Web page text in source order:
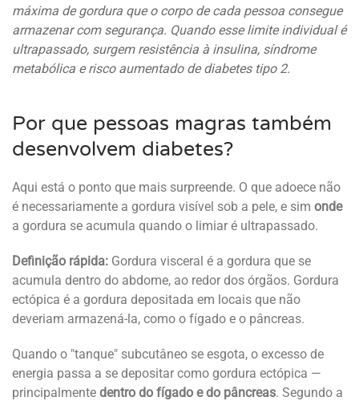
máxima de gordura que o corpo de cada pessoa consegue
armazenar com segurança. Quando esse limite individual é
ultrapassado, surgem resistência à insulina, síndrome
metabólica e risco aumentado de diabetes tipo 2.
Por que pessoas magras também
desenvolvem diabetes?
Aqui está o ponto que mais surpreende. O que adoece não
é necessariamente a gordura visível sob a pele, e sim onde
a gordura se acumula quando o limiar é ultrapassado.
Definição rápida: Gordura visceral é a gordura que se
acumula dentro do abdome, ao redor dos órgãos. Gordura
ectópica é a gordura depositada em locais que não
deveriam armazená-la, como o fígado e o pâncreas.
Quando o "tanque" subcutâneo se esgota, o excesso de
energia passa a se depositar como gordura ectópica —
principalmente dentro do fígado e do pâncreas. Segundo a